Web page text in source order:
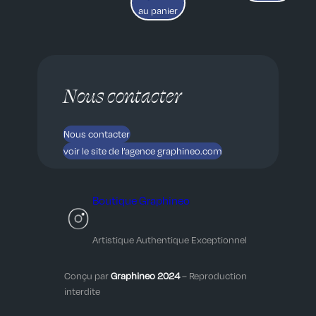
était :
au panier
Nous contacter
Nous contacter
voir le site de l’agence graphineo.com
Boutique Graphineo
Artistique Authentique Exceptionnel
Conçu parGraphineo 2024– Reproduction
interdite